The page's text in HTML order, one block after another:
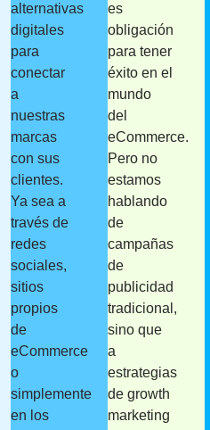
alternativas
digitales
para
conectar
a
nuestras
marcas
con sus
clientes.
Ya sea a
través de
redes
sociales,
sitios
propios
de
eCommerce
o
simplemente
en los
es
obligación
para tener
éxito en el
mundo
del
eCommerce.
Pero no
estamos
hablando
de
campañas
de
publicidad
tradicional,
sino que
a
estrategias
de growth
marketing